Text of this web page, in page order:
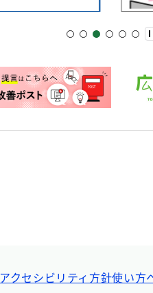
アクセシビリティ方針使い方